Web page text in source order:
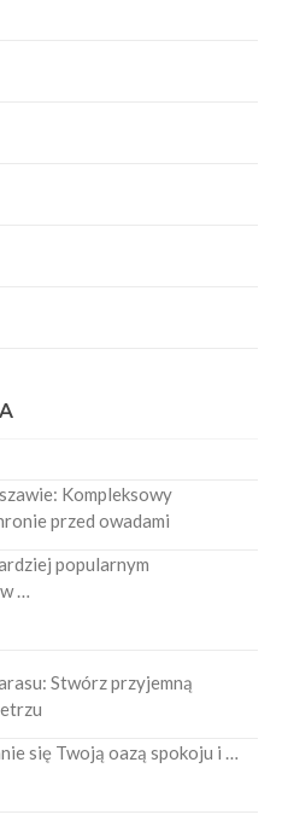
Kompleksowy
przed owadami
popularnym
…
Stwórz przyjemną
się Twoją oazą spokoju i …